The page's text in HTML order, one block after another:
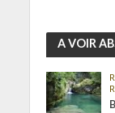
A VOIR